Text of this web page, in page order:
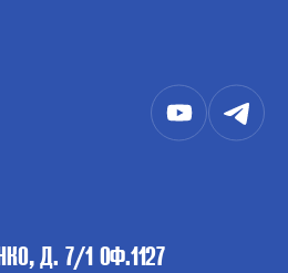
Д. 7/1 ОФ.1127